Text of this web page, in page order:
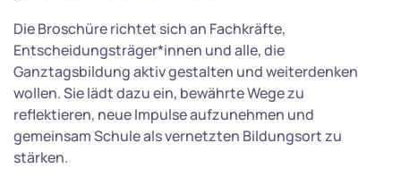
Die Broschüre richtet sich an Fachkräfte,
Entscheidungsträger*innen und alle, die
Ganztagsbildung aktiv gestalten und weiterdenken
wollen. Sie lädt dazu ein, bewährte Wege zu
reflektieren, neue Impulse aufzunehmen und
gemeinsam Schule als vernetzten Bildungsort zu
stärken.